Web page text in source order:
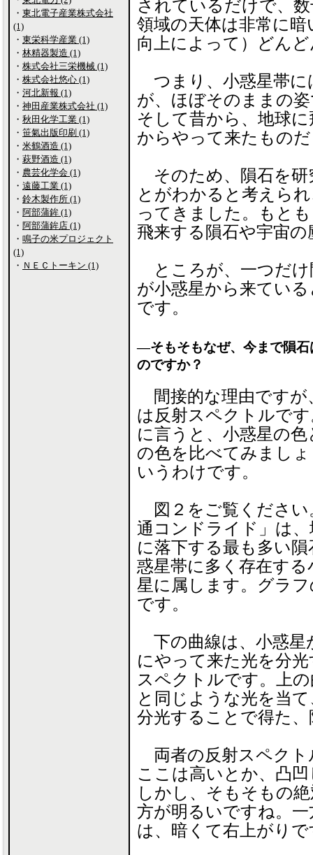
されているだけで、
領域の天体は非常に
向上によって）どん
つまり、小惑星帯に
が、ほぼそのままの
そして昔から、地球
からやって来たもの
そのため、隕石を研
とがわかると考えら
ってきました。もと
飛来する隕石や宇宙
ところが、一つだけ
が小惑星から来てい
です。
―そもそもなぜ、今まで隕石
のですか？
間接的な理由ですが
は反射スペクトルで
に言うと、小惑星の色
の色を比べてみまし
いうわけです。
図２をご覧ください
通コンドライド」は、
に落下する最も多い
惑星帯に多く存在す
星に属します。グラ
です。
下の曲線は、小惑星
にやって来た光を分
スペクトルです。上
と同じような光を当
分光することで得た
両者の反射スペクト
ここは高いとか、凸
しかし、そもそもの
方が明るいですね。
は、暗くて右上がりで
・ 東北電子産業株式会社
(1)
・ 東栄科学産業 (1)
・ 林精器製造 (1)
・ 株式会社三栄機械 (1)
・ 株式会社悠心 (1)
・ 河北新報 (1)
・ 神田産業株式会社 (1)
・ 秋田化学工業 (1)
・ 笹氣出版印刷 (1)
・ 米鶴酒造 (1)
・ 萩野酒造 (1)
・ 農芸化学会 (1)
・ 遠藤工業 (1)
・ 鈴木製作所 (1)
・ 阿部蒲鉾 (1)
・ 阿部蒲鉾店 (1)
・ 鳴子の米プロジェクト
(1)
・ ＮＥＣトーキン (1)